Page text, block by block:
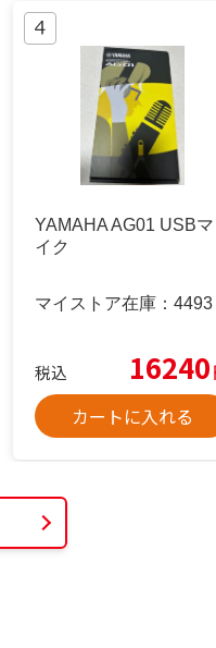
YAMAHA AG01 USBマ
イク
マイストア在庫： 4493
税込 16240
カートに入れる